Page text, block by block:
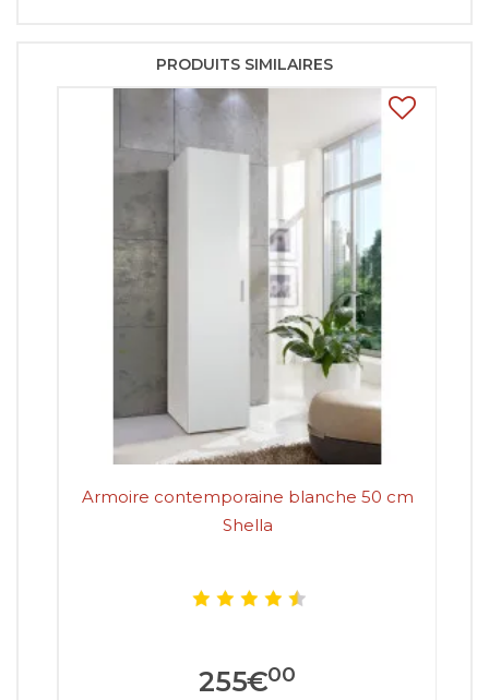
PRODUITS SIMILAIRES
Armoire contemporaine blanche 50 cm
Shella
255€00